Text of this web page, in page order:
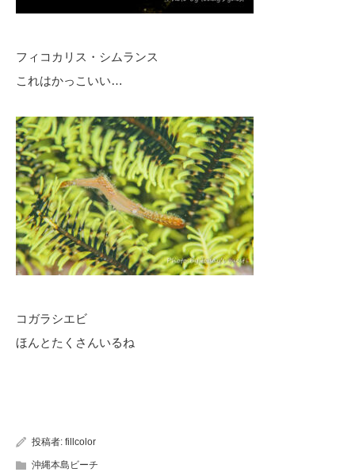
フィコカリス・シムランス
これはかっこいい…
コガラシエビ
ほんとたくさんいるね
投稿者: fillcolor
沖縄本島ビーチ